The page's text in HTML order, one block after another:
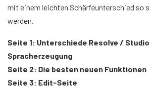
mit einem leichten Schärfeunterschied so
werden.
Seite 1: Unterschiede Resolve /
Spracherzeugung
Seite 2: Die besten neuen Funktionen
Seite 3: Edit-Seite